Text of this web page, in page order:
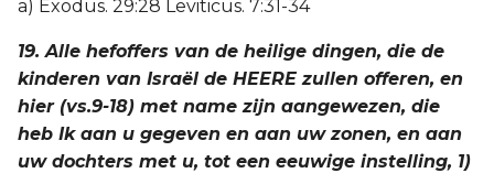
a) Exodus. 29:28 Leviticus. 7:31-34
19. Alle hefoffers van de heilige dingen, die de
kinderen van Israël de HEERE zullen offeren, en
hier (vs.9-18) met name zijn aangewezen, die
heb Ik aan u gegeven en aan uw zonen, en aan
uw dochters met u, tot een eeuwige instelling, 1)